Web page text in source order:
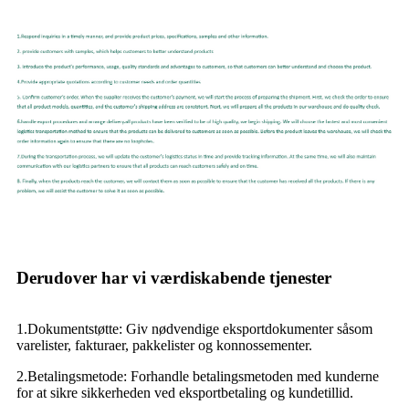
Derudover har vi værdiskabende tjenester
1.Dokumentstøtte: Giv nødvendige eksportdokumenter såsom
varelister, fakturaer, pakkelister og konnossementer.
2.Betalingsmetode: Forhandle betalingsmetoden med kunderne
for at sikre sikkerheden ved eksportbetaling og kundetillid.